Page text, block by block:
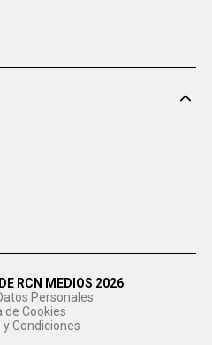
RCN MEDIOS 2026
Personales
de Cookies
Condiciones